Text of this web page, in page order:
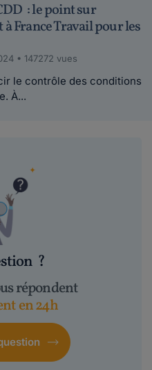
: le point sur
France Travail pour les
• 147272 vues
le contrôle des conditions
À...
?
répondent
en 24h